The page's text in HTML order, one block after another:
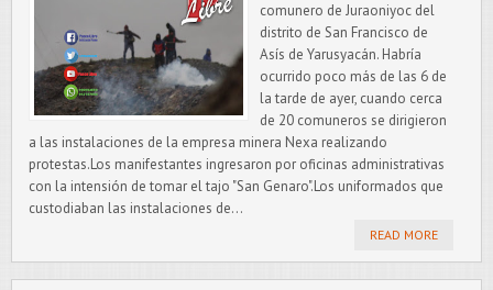
comunero de Juraoniyoc del
distrito de San Francisco de
Asís de Yarusyacán. Habría
ocurrido poco más de las 6 de
la tarde de ayer, cuando cerca
de 20 comuneros se dirigieron
a las instalaciones de la empresa minera Nexa realizando
protestas.Los manifestantes ingresaron por oficinas administrativas
con la intensión de tomar el tajo "San Genaro".Los uniformados que
custodiaban las instalaciones de...
READ MORE